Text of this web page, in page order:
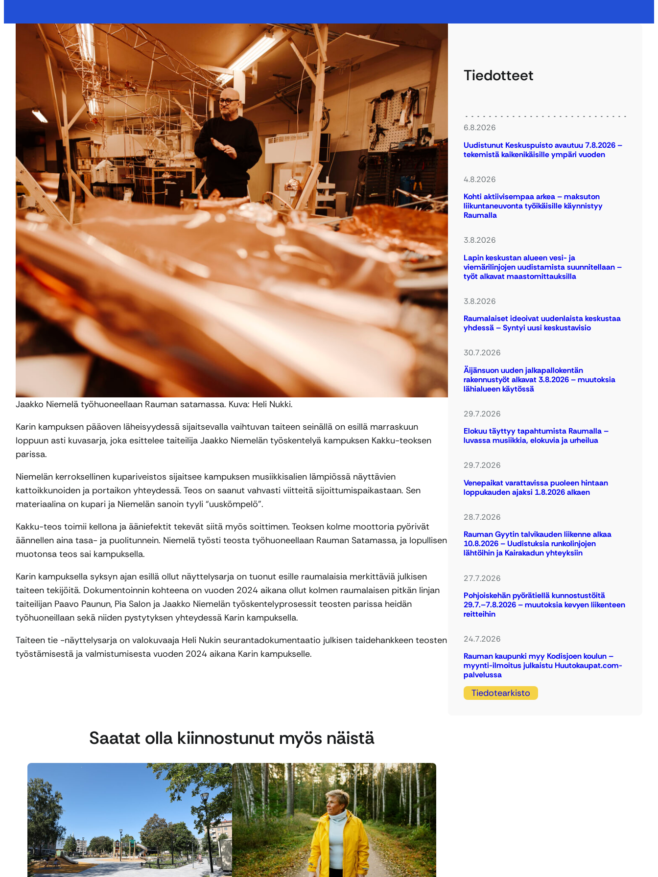
Jaakko Niemelä työhuoneellaan Rauman satamassa. Kuva: Heli Nukki.
Karin kampuksen pääoven läheisyydessä sijaitsevalla vaihtuvan taiteen seinällä on esillä marraskuun
loppuun asti kuvasarja, joka esittelee taiteilija Jaakko Niemelän työskentelyä kampuksen Kakku-teoksen
parissa.
Niemelän kerroksellinen kupariveistos sijaitsee kampuksen musiikkisalien lämpiössä näyttävien
kattoikkunoiden ja portaikon yhteydessä. Teos on saanut vahvasti viitteitä sijoittumispaikastaan. Sen
materiaalina on kupari ja Niemelän sanoin tyyli “uuskömpelö”.
Kakku-teos toimii kellona ja ääniefektit tekevät siitä myös soittimen. Teoksen kolme moottoria pyörivät
äännellen aina tasa- ja puolitunnein. Niemelä työsti teosta työhuoneellaan Rauman Satamassa, ja lopullisen
muotonsa teos sai kampuksella.
Karin kampuksella syksyn ajan esillä ollut näyttelysarja on tuonut esille raumalaisia merkittäviä julkisen
taiteen tekijöitä. Dokumentoinnin kohteena on vuoden 2024 aikana ollut kolmen raumalaisen pitkän linjan
taiteilijan Paavo Paunun, Pia Salon ja Jaakko Niemelän työskentelyprosessit teosten parissa heidän
työhuoneillaan sekä niiden pystytyksen yhteydessä Karin kampuksella.
Taiteen tie -näyttelysarja on valokuvaaja Heli Nukin seurantadokumentaatio julkisen taidehankkeen teosten
työstämisestä ja valmistumisesta vuoden 2024 aikana Karin kampukselle.
Saatat olla kiinnostunut myös näistä
Tiedotteet
6.8.2026
Uudistunut Keskuspuisto avautuu 7.8.2026 –
tekemistä kaikenikäisille ympäri vuoden
4.8.2026
Kohti aktiivisempaa arkea – maksuton
liikuntaneuvonta työikäisille käynnistyy
Raumalla
3.8.2026
Lapin keskustan alueen vesi- ja
viemärilinjojen uudistamista suunnitellaan –
työt alkavat maastomittauksilla
3.8.2026
Raumalaiset ideoivat uudenlaista keskustaa
yhdessä – Syntyi uusi keskustavisio
30.7.2026
Äijänsuon uuden jalkapallokentän
rakennustyöt alkavat 3.8.2026 – muutoksia
lähialueen käytössä
29.7.2026
Elokuu täyttyy tapahtumista Raumalla –
luvassa musiikkia, elokuvia ja urheilua
29.7.2026
Venepaikat varattavissa puoleen hintaan
loppukauden ajaksi 1.8.2026 alkaen
28.7.2026
Rauman Gyytin talvikauden liikenne alkaa
10.8.2026 – Uudistuksia runkolinjojen
lähtöihin ja Kairakadun yhteyksiin
27.7.2026
Pohjoiskehän pyörätiellä kunnostustöitä
29.7.–7.8.2026 – muutoksia kevyen liikenteen
reitteihin
24.7.2026
Rauman kaupunki myy Kodisjoen koulun –
myynti-ilmoitus julkaistu Huutokaupat.com-
palvelussa
Tiedotearkisto